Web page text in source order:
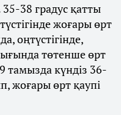
35-38 градус қатты
жоғары өрт
оңтүстігінде,
төтенше өрт
9 тамызда күндіз 36-
жоғары өрт қаупі